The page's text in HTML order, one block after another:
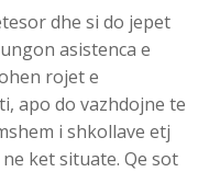
dhe si do jepet
asistenca e
rojet e
apo do vazhdojne te
i shkollave etj
ket situate. Qe sot